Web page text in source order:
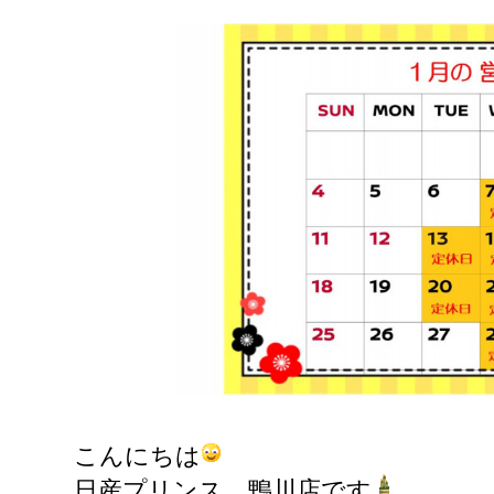
こんにちは